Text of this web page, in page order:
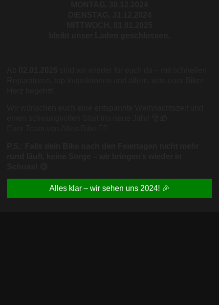
Alles klar – wir sehen uns 2024! 🎉